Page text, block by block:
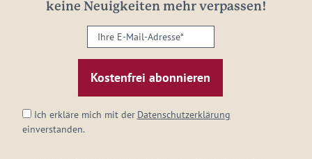
keine Neuigkeiten mehr verpassen!
Ihre
E-
Mail-
Adresse:
Ich erkläre mich mit der Datenschutzerklärung
einverstanden.